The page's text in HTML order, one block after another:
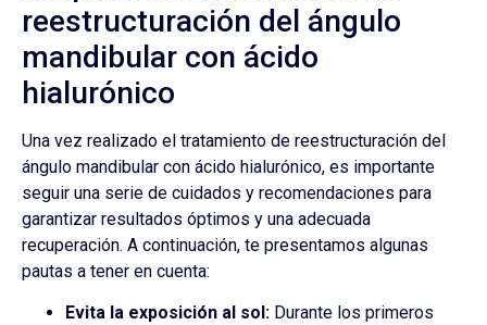
reestructuración del ángulo
mandibular con ácido
hialurónico
Una vez realizado el tratamiento de reestructuración del
ángulo mandibular con ácido hialurónico, es importante
seguir una serie de cuidados y recomendaciones para
garantizar resultados óptimos y una adecuada
recuperación. A continuación, te presentamos algunas
pautas a tener en cuenta:
Evita la exposición al sol: Durante los primeros